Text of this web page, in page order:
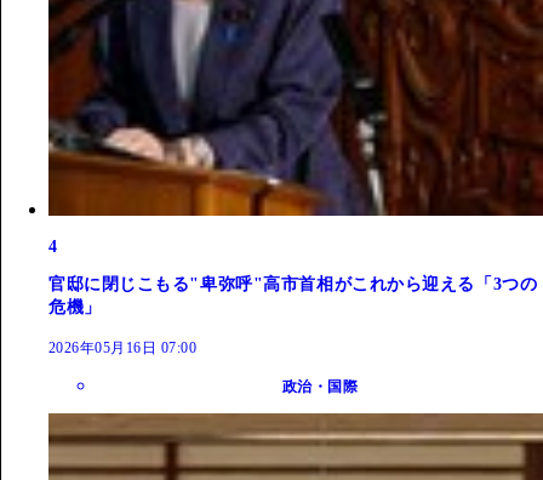
4
官邸に閉じこもる"卑弥呼"高市首相がこれから迎える「3つの
危機」
2026年05月16日 07:00
政治・国際